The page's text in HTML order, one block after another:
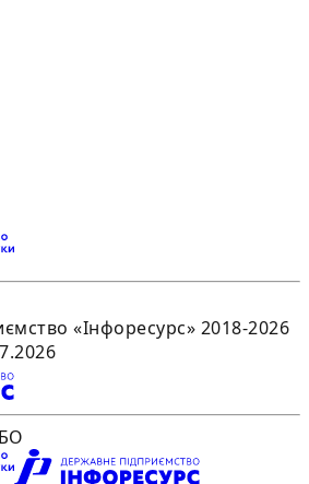
«Інфоресурс» 2018-2026